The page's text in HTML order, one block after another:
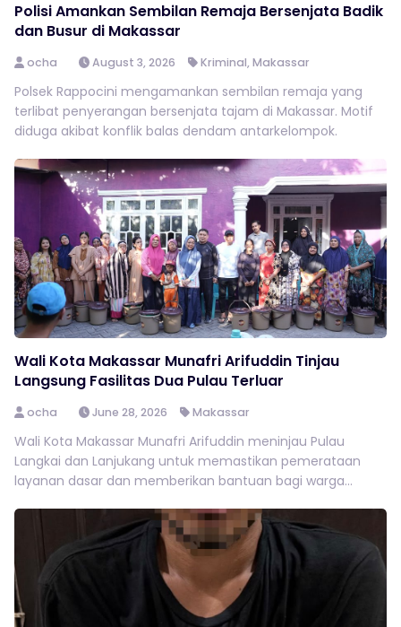
Polisi Amankan Sembilan Remaja Bersenjata Badik
dan Busur di Makassar
ocha August 3, 2026 Kriminal,Makassar
Polsek Rappocini mengamankan sembilan remaja yang
terlibat penyerangan bersenjata tajam di Makassar. Motif
diduga akibat konflik balas dendam antarkelompok.
Wali Kota Makassar Munafri Arifuddin Tinjau
Langsung Fasilitas Dua Pulau Terluar
ocha June 28, 2026 Makassar
Wali Kota Makassar Munafri Arifuddin meninjau Pulau
Langkai dan Lanjukang untuk memastikan pemerataan
layanan dasar dan memberikan bantuan bagi warga...